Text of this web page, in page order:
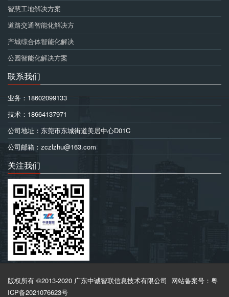
智慧工地解决方案
道路交通智能化解决方
产城综合体智能化解决
公园智能化解决方案
联系我们
业务：18602099133
技术：18664137971
公司地址：东莞市东城街道美居中心D01C
公司邮箱：zczlzhu@163.com
关注我们
版权所有 ©2013-2020 广东中诚智联信息技术有限公司 网站备案号：粤
ICP备2021076623号